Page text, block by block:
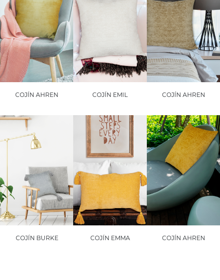
COJÍN AHREN COJÍN EMIL COJÍN AHREN
COJÍN BURKE COJÍN EMMA COJÍN AHREN